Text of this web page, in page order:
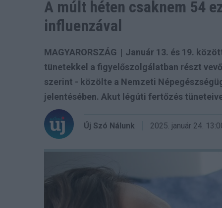
A múlt héten csaknem 54
influenzával
MAGYARORSZÁG | Január 13. és 19.
tünetekkel a figyelőszolgálatban részt
szerint - közölte a Nemzeti
jelentésében. Akut légúti fertőzés
Új Szó Nálunk 2025. január 24.